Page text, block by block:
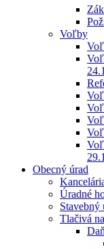
Voľby
Obecný úrad
Úradné
Stavebný
Tlačivá